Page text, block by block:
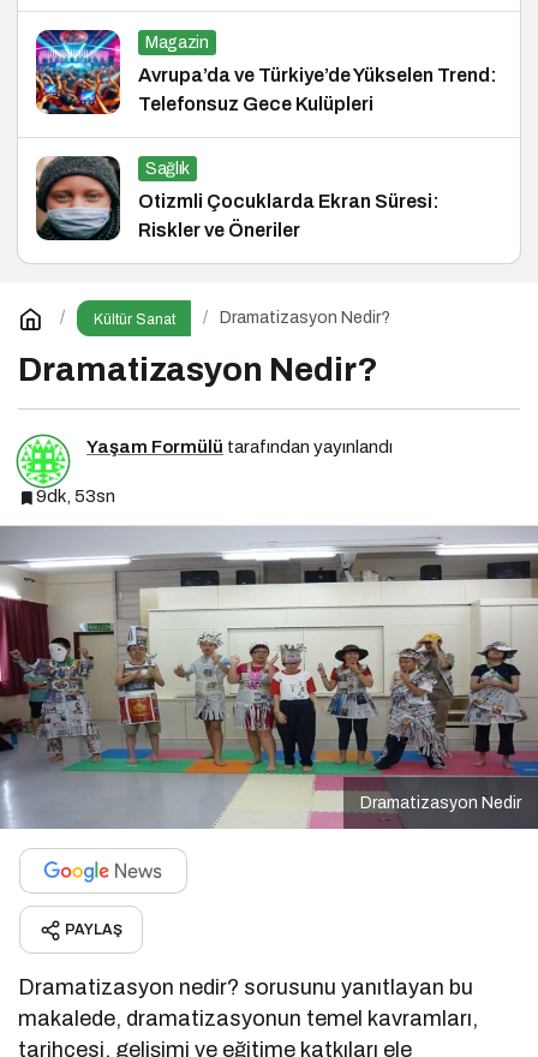
Magazin
Avrupa’da ve Türkiye’de Yükselen Trend:
Telefonsuz Gece Kulüpleri
Sağlık
Otizmli Çocuklarda Ekran Süresi:
Riskler ve Öneriler
Kültür Sanat Dramatizasyon Nedir?
Dramatizasyon Nedir?
Yaşam Formülü tarafından yayınlandı
9dk, 53sn
Dramatizasyon Nedir
PAYLAŞ
Dramatizasyon nedir? sorusunu yanıtlayan bu
makalede, dramatizasyonun temel kavramları,
tarihçesi, gelişimi ve eğitime katkıları ele